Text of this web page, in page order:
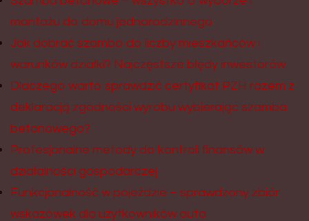
montażu do domu jednorodzinnego
Jak dobrać szambo do liczby mieszkańców i
warunków działki? Najczęstsze błędy inwestorów.
Dlaczego warto sprawdzić certyfikat PZH razem z
deklaracją zgodności wyrobu wybierając szamba
betonowego?
Profesjonalne metody do kontroli finansów w
działalności gospodarczej
Funkcjonalność w pojeździe – sprawdzony zbiór
wskazówek dla użytkowników auta